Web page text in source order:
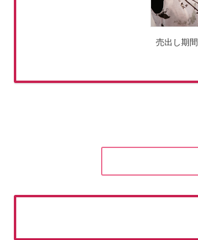
売出し期